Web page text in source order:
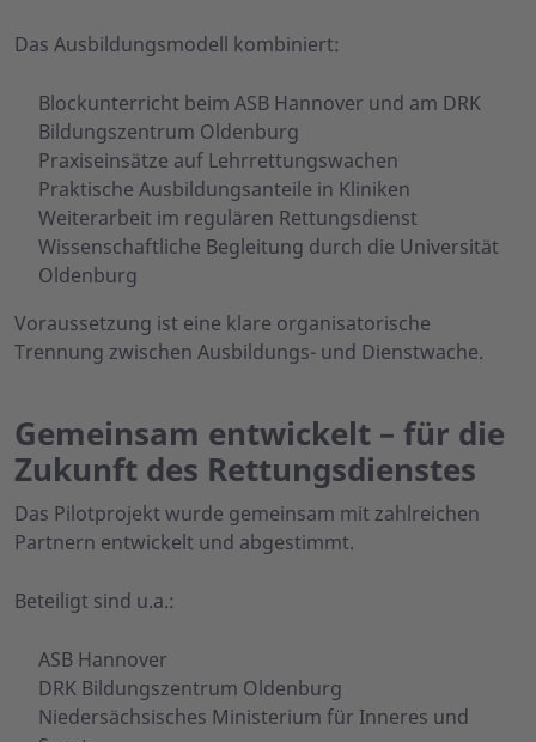
Das Ausbildungsmodell kombiniert:
Blockunterricht beim ASB Hannover und am DRK
Bildungszentrum Oldenburg
Praxiseinsätze auf Lehrrettungswachen
Praktische Ausbildungsanteile in Kliniken
Weiterarbeit im regulären Rettungsdienst
Wissenschaftliche Begleitung durch die Universität
Oldenburg
Voraussetzung ist eine klare organisatorische
Trennung zwischen Ausbildungs- und Dienstwache.
Gemeinsam entwickelt – für die
Zukunft des Rettungsdienstes
Das Pilotprojekt wurde gemeinsam mit zahlreichen
Partnern entwickelt und abgestimmt.
Beteiligt sind u.a.:
ASB Hannover
DRK Bildungszentrum Oldenburg
Niedersächsisches Ministerium für Inneres und